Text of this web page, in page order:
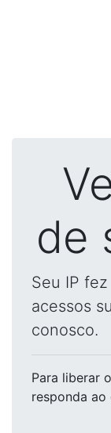
de
Seu IP
acessos
conosco.
Para liberar
responda